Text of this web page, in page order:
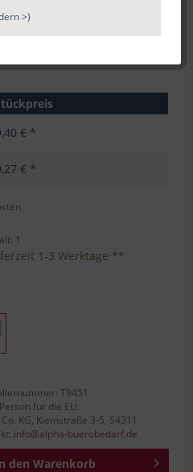
€ *
€ *
1
1-3 Werktage **
T9451
für die EU:
KG, Kiemstraße 3-5, 54311
info@alpha-buerobedarf.de
den Warenkorb
>)